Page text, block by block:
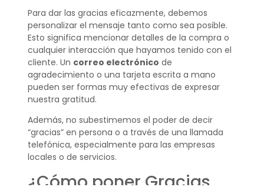
Para dar las gracias eficazmente, debemos
personalizar el mensaje tanto como sea posible.
Esto significa mencionar detalles de la compra o
cualquier interacción que hayamos tenido con el
cliente. Un correo electrónico de
agradecimiento o una tarjeta escrita a mano
pueden ser formas muy efectivas de expresar
nuestra gratitud.
Además, no subestimemos el poder de decir
“gracias” en persona o a través de una llamada
telefónica, especialmente para las empresas
locales o de servicios.
¿Cómo poner Gracias